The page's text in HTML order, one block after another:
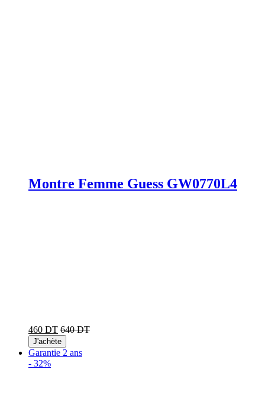
Montre Femme Guess GW0770L4
460 DT 640 DT
J'achète
Garantie 2 ans
- 32%